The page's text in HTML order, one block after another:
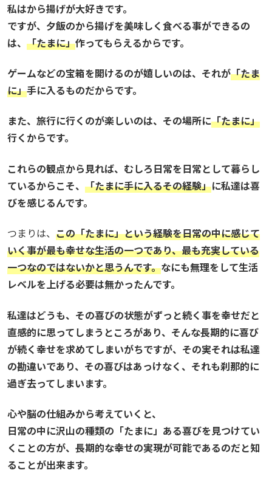
私はから揚げが大好きです。
ですが、夕飯のから揚げを美味しく食べる事ができるの
は、 「たまに」作ってもらえるからです。
ゲームなどの宝箱を開けるのが嬉しいのは、それが「たま
に」手に入るものだからです。
また、旅行に行くのが楽しいのは、その場所に「たまに」
行くからです。
これらの観点から見れば、むしろ日常を日常として暮らし
ているからこそ、 「たまに手に入るその経験」に私達は喜
びを感じるんです。
つまりは、 この「たまに」という経験を日常の中に感じて
いく事が最も幸せな生活の一つであり、最も充実している
一つなのではないかと思うんです。なにも無理をして生活
レベルを上げる必要は無かったんです。
私達はどうも、その喜びの状態がずっと続く事を幸せだと
直感的に思ってしまうところがあり、そんな長期的に喜び
が続く幸せを求めてしまいがちですが、その実それは私達
の勘違いであり、その喜びはあっけなく、それも刹那的に
過ぎ去ってしまいます。
心や脳の仕組みから考えていくと、
日常の中に沢山の種類の「たまに」ある喜びを見つけてい
くことの方が、長期的な幸せの実現が可能であるのだと知
ることが出来ます。